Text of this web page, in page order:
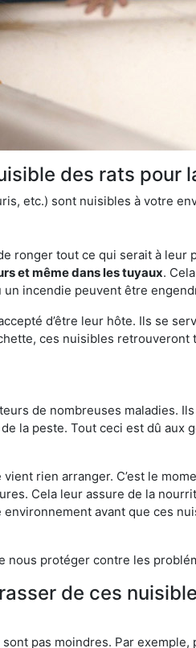
des rats pour
etc.) sont nuisibles à votre
ronger tout ce qui serait à leur
et même dans les tuyaux.
incendie peuvent être
d’être leur hôte. Ils se
ces nuisibles retrouveront
de nombreuses maladies.
la peste. Tout ceci est dû
rien arranger. C’est le
Cela leur assure de la
avant que ces
nous protéger contre les
de ces
pas moindres. Par